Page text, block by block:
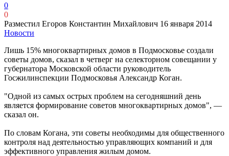
0
0
Разместил Егоров Константин Михайлович 16 января 2014
Новости
Лишь 15% многоквартирных домов в Подмосковье создали
советы домов, сказал в четверг на селекторном совещании у
губернатора Московской области руководитель
Госжилинспекции Подмосковья Александр Коган.
"Одной из самых острых проблем на сегодняшний день
является формирование советов многоквартирных домов", —
сказал он.
По словам Когана, эти советы необходимы для общественного
контроля над деятельностью управляющих компаний и для
эффективного управления жилым домом.